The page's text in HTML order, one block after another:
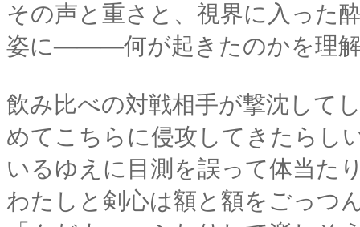
その声と重さと、視界に入った
姿に―――何が起きたのかを理
飲み比べの対戦相手が撃沈して
めてこちらに侵攻してきたらし
いるゆえに目測を誤って体当
わたしと剣心は額と額をごっつ